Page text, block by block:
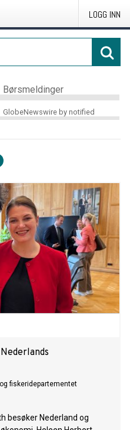
LOGG INN
Børsmeldinger
GlobeNewswire by notified
fiskeridepartementet
besøker Nederland og